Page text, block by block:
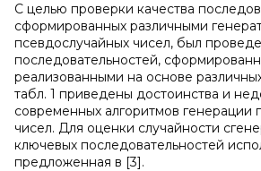
С целью проверки качества
сформированных различными
псевдослучайных чисел, был
последовательностей,
реализованными на основе
табл. 1 приведены достоинства и
современных алгоритмов генерации
чисел. Для оценки случайности
ключевых последовательностей
предложенная в [3].